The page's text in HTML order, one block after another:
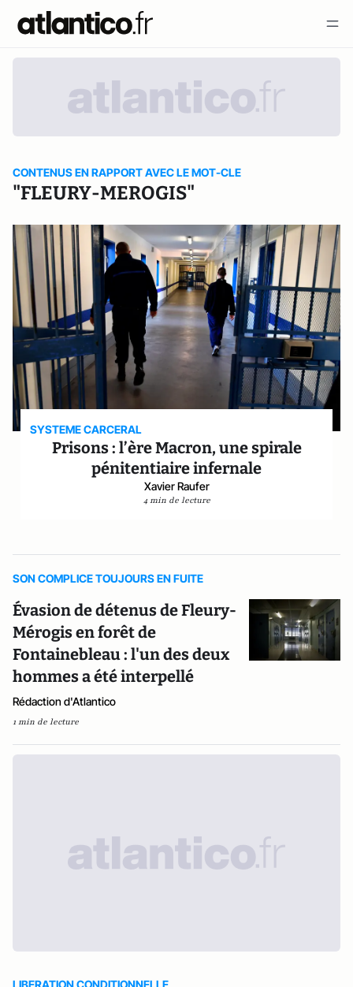
CONTENUS EN RAPPORT AVEC LE MOT-CLE
"FLEURY-MEROGIS"
SYSTEME CARCERAL
Prisons : l’ère Macron, une spirale
pénitentiaire infernale
Xavier Raufer
4 min de lecture
SON COMPLICE TOUJOURS EN FUITE
Évasion de détenus de Fleury-
Mérogis en forêt de
Fontainebleau : l'un des deux
hommes a été interpellé
Rédaction d'Atlantico
1 min de lecture
LIBERATION CONDITIONNELLE